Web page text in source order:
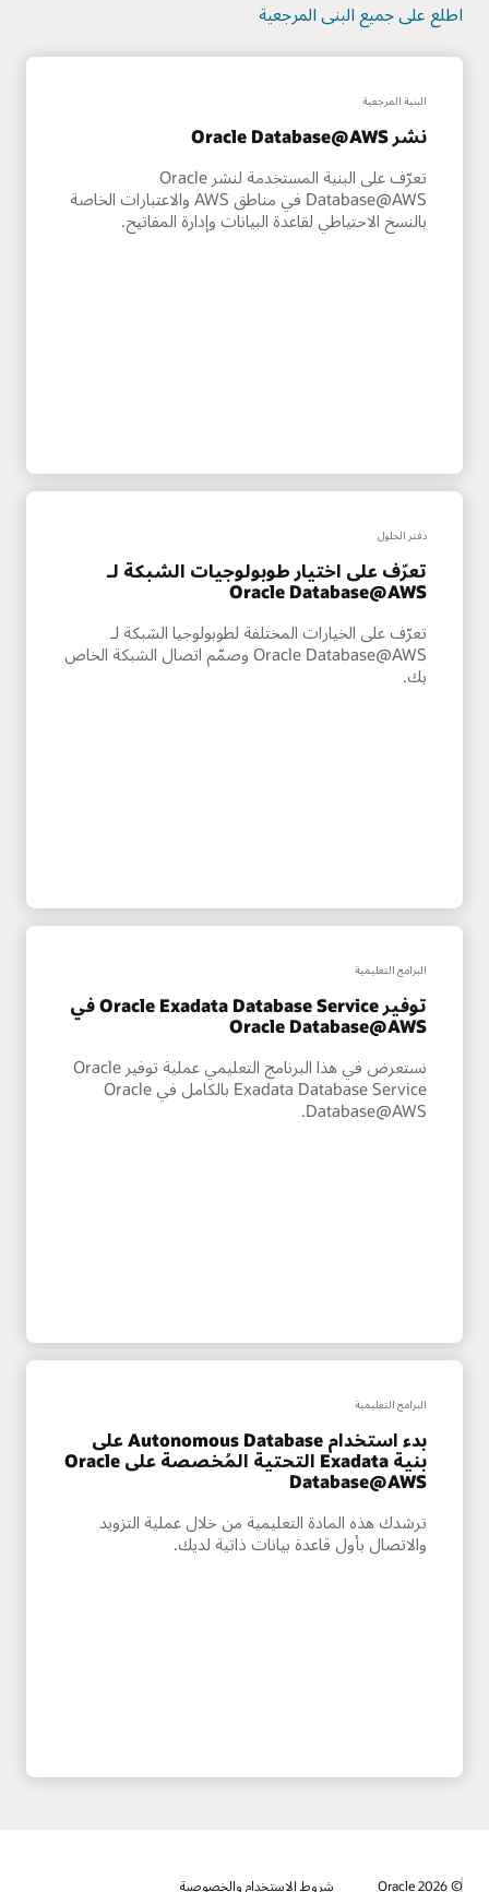
اطلع على جميع البنى المرجعية
البنية المرجعية
نشر Oracle Database@AWS‏
تعرّف على البنية المستخدمة لنشر Oracle
Database@AWS في مناطق AWS والاعتبارات الخاصة
بالنسخ الاحتياطي لقاعدة البيانات وإدارة المفاتيح.
دفتر الحلول
تعرّف على اختيار طوبولوجيات الشبكة لـ
Oracle Database@AWS
تعرّف على الخيارات المختلفة لطوبولوجيا الشبكة لـ
Oracle Database@AWS وصمّم اتصال الشبكة الخاص
بك.
البرامج التعليمية
توفير Oracle Exadata Database Service في
Oracle Database@AWS
نستعرض في هذا البرنامج التعليمي عملية توفير Oracle
Exadata Database Service بالكامل في Oracle
Database@AWS.
البرامج التعليمية
بدء استخدام Autonomous Database على
بنية Exadata التحتية المُخصصة على Oracle
Database@AWS
ترشدك هذه المادة التعليمية من خلال عملية التزويد
والاتصال بأول قاعدة بيانات ذاتية لديك.
© 2026 Oracle شروط الاستخدام والخصوصية